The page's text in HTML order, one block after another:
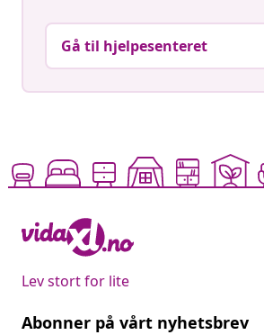
Gå til hjelpesenteret
Lev stort for lite
Abonner på vårt nyhetsbrev